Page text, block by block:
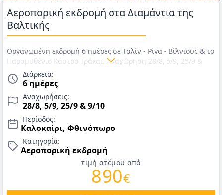
Αεροπορική εκδρομή στα Διαμάντια της
Βαλτικής
Οργανωμένη εκδρομή 6 ημέρες σε Ταλίν - Ρίγα - Βίλνιους & το
Παραμυθένιο Κάστρο Τράκαι. Αναχώρηση 28/8, 5/9, 25/9 &
9/10. Αεροπορικά εισιτήρια με Turkish Airlines, ΦΟΡΟΙ,
διαμονή σε ξενοδοχεία 4*, πρωινό καθημερινά, μεταφορές,
εκδρομές & έμπειρος αρχηγός/συνοδός. Τιμές για Καλοκαίρι &
Φθινόπωρο 2026.
Διάρκεια:
6 ημέρες
Αναχωρήσεις:
28/8, 5/9, 25/9 & 9/10
Περίοδος:
Καλοκαίρι, Φθινόπωρο
Κατηγορία:
Αεροπορική εκδρομή
τιμή ατόμου από
890€